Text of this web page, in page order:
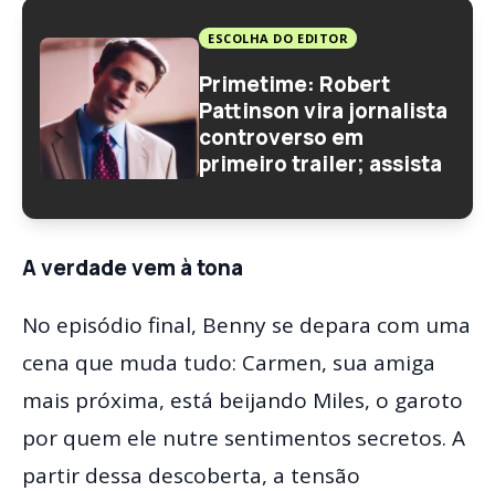
ESCOLHA DO EDITOR
Primetime: Robert
Pattinson vira jornalista
controverso em
primeiro trailer; assista
A verdade vem à tona
No episódio final, Benny se depara com uma
cena que muda tudo: Carmen, sua amiga
mais próxima, está beijando Miles, o garoto
por quem ele nutre sentimentos secretos. A
partir dessa descoberta, a tensão